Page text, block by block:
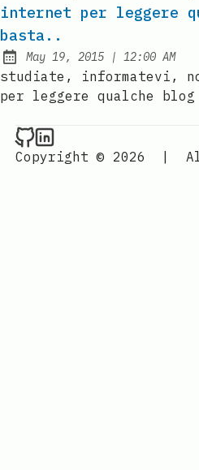
internet per leggere
basta..
Published:
May 19, 2015 | at
12:00 AM
studiate, informatevi,
per leggere qualche
Raval.li on Github
Raval.li on
Copyright © 2026
|